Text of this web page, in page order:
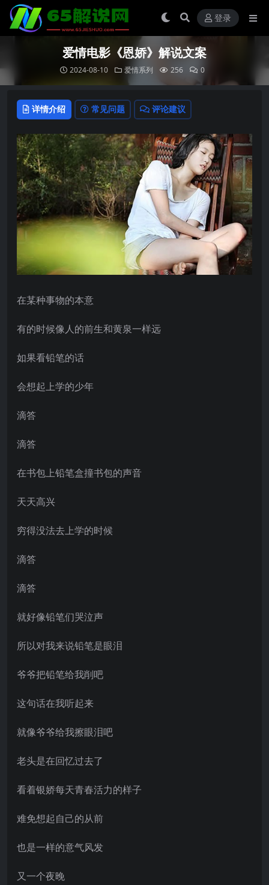
登录
爱情电影《恩娇》解说文案
2024-08-10 爱情系列 256 0
详情介绍 常见问题 评论建议
在某种事物的本意
有的时候像人的前生和黄泉一样远
如果看铅笔的话
会想起上学的少年
滴答
滴答
在书包上铅笔盒撞书包的声音
天天高兴
穷得没法去上学的时候
滴答
滴答
就好像铅笔们哭泣声
所以对我来说铅笔是眼泪
爷爷把铅笔给我削吧
这句话在我听起来
就像爷爷给我擦眼泪吧
老头是在回忆过去了
看着银娇每天青春活力的样子
难免想起自己的从前
也是一样的意气风发
又一个夜晚